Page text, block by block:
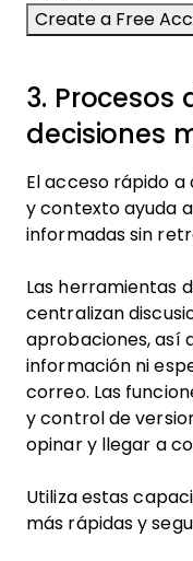
3. Procesos
decisiones
El acceso rápido
y contexto ayuda
informadas sin
Las herramientas
centralizan
aprobaciones, así
información ni
correo. Las
y control de
opinar y llegar a
Utiliza estas
más rápidas y